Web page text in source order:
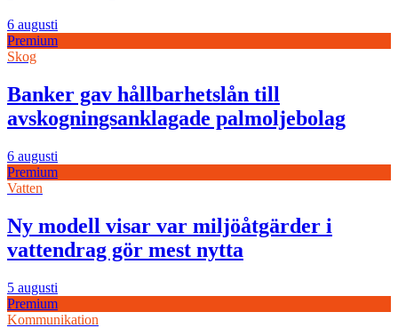
6 augusti
Premium
Skog
Banker gav hållbarhetslån till
avskogningsanklagade palmoljebolag
6 augusti
Premium
Vatten
Ny modell visar var miljöåtgärder i
vattendrag gör mest nytta
5 augusti
Premium
Kommunikation